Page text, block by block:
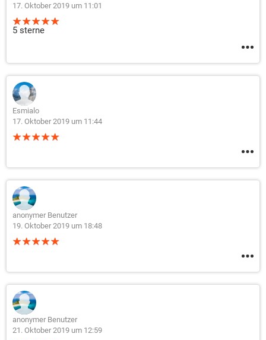
17. Oktober 2019 um 11:01
5 sterne
Esmialo
17. Oktober 2019 um 11:44
anonymer Benutzer
19. Oktober 2019 um 18:48
anonymer Benutzer
21. Oktober 2019 um 12:59